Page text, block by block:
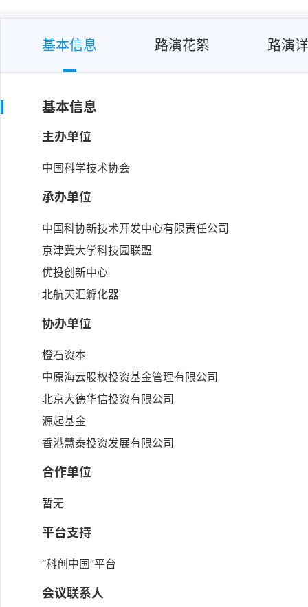
基本信息 路演花絮 路演
基本信息
主办单位
中国科学技术协会
承办单位
中国科协新技术开发中心有限责任公司
京津冀大学科技园联盟
优投创新中心
北航天汇孵化器
协办单位
橙石资本
中原海云股权投资基金管理有限公司
北京大德华信投资有限公司
源起基金
香港慧泰投资发展有限公司
合作单位
暂无
平台支持
“科创中国”平台
会议联系人